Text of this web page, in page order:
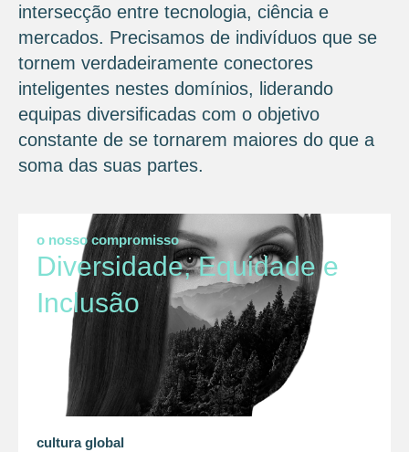
intersecção entre tecnologia, ciência e
mercados. Precisamos de indivíduos que se
tornem verdadeiramente conectores
inteligentes nestes domínios, liderando
equipas diversificadas com o objetivo
constante de se tornarem maiores do que a
soma das suas partes.
o nosso compromisso
Diversidade, Equidade e
Inclusão
cultura global